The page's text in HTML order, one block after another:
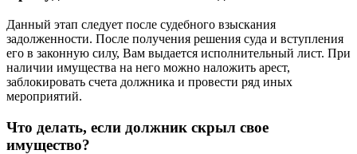
Данный этап следует после судебного взыскания
задолженности. После получения решения суда и вступления
его в законную силу, Вам выдается исполнительный лист. При
наличии имущества на него можно наложить арест,
заблокировать счета должника и провести ряд иных
мероприятий.
Что делать, если должник скрыл свое
имущество?